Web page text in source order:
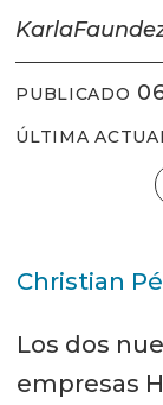
Karla
PUBLICADO
ÚLTIMA
Christian
Los dos
empresas